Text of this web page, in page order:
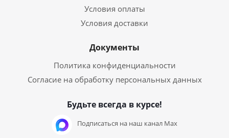
Условия оплаты
Условия доставки
Документы
Политика конфиденциальности
Согласие на обработку персональных данных
Будьте всегда в курсе!
Подписаться на наш канал Max